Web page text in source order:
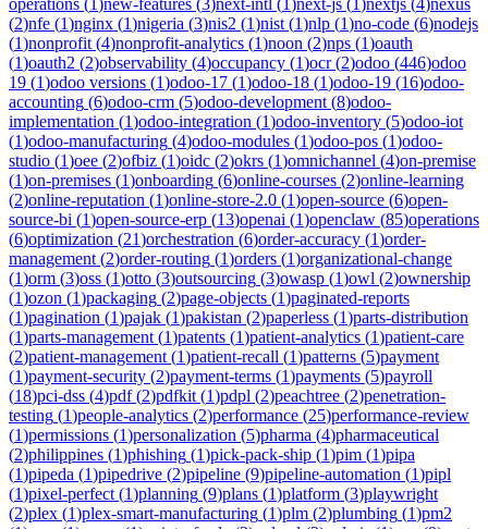
(2)nfe (1)nginx (1)nigeria (3)nis2 (1)nist (1)nlp (1)no-code (6)nodejs
(1)nonprofit (4)nonprofit-analytics (1)noon (2)nps (1)oauth
(1)oauth2 (2)observability (4)occupancy (1)ocr(2)odoo (446)odoo
19 (1)odoo versions (1)odoo-17 (1)odoo-18 (1)odoo-19 (16)odoo-
accounting (6)odoo-crm (5)odoo-development (8)odoo-
implementation (1)odoo-integration (1)odoo-inventory (5)odoo-iot
(1)odoo-manufacturing (4)odoo-modules (1)odoo-pos (1)odoo-
studio (1)oee (2)ofbiz (1)oidc (2)okrs (1)omnichannel (4)on-premise
(1)on-premises (1)onboarding (6)online-courses (2)online-learning
(2)online-reputation (1)online-store-2.0 (1)open-source (6)open-
source-bi (1)open-source-erp (13)openai (1)openclaw (85)operations
(6)optimization (21)orchestration (6)order-accuracy (1)order-
management (2)order-routing (1)orders (1)organizational-change
(1)orm (3)oss (1)otto (3)outsourcing (3)owasp (1)owl (2)ownership
(1)ozon (1)packaging (2)page-objects (1)paginated-reports
(1)pagination (1)pajak (1)pakistan (2)paperless (1)parts-distribution
(1)parts-management (1)patents (1)patient-analytics (1)patient-care
(2)patient-management (1)patient-recall (1)patterns (5)payment
(1)payment-security (2)payment-terms (1)payments (5)payroll
(18)pci-dss (4)pdf(2)pdfkit (1)pdpl (2)peachtree (2)penetration-
testing (1)people-analytics (2)performance (25)performance-review
(1)permissions (1)personalization (5)pharma (4)pharmaceutical
(2)philippines (1)phishing (1)pick-pack-ship (1)pim (1)pipa
(1)pipeda (1)pipedrive (2)pipeline (9)pipeline-automation (1)pipl
(1)pixel-perfect (1)planning (9)plans (1)platform (3)playwright
(2)plex (1)plex-smart-manufacturing (1)plm (2)plumbing (1)pm2